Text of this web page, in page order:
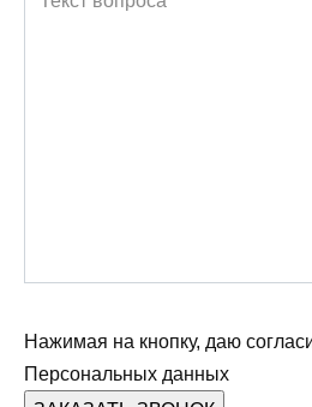
Нажимая на кнопку, даю
Персональных данных